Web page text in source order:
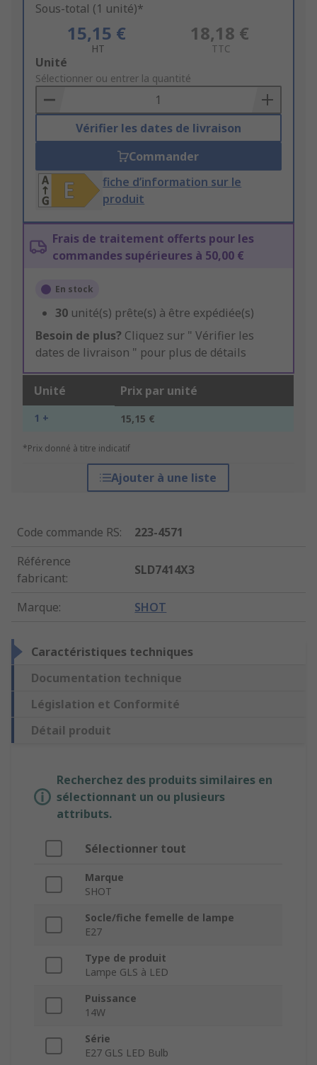
Sous-total (1 unité)*
15,15 €
HT
18,18 €
TTC
Add
to
Basket
Unité
Sélectionner ou entrer la quantité
Vérifier les dates de livraison
Commander
fiche d’information sur le
produit
Frais de traitement offerts pour les
commandes supérieures à 50,00 €
En stock
30 unité(s) prête(s) à être expédiée(s)
Besoin de plus? Cliquez sur " Vérifier les
dates de livraison " pour plus de détails
Unité Prix par unité
1 + 15,15 €
*Prix donné à titre indicatif
Ajouter à une liste
Code commande RS:
223-4571
Référence
fabricant:
SLD7414X3
Marque: SHOT
Caractéristiques techniques
Documentation technique
Législation et Conformité
Détail produit
Recherchez des produits similaires en
sélectionnant un ou plusieurs
attributs.
Sélectionner tout
Marque
SHOT
Socle/fiche femelle de lampe
E27
Type de produit
Lampe GLS à LED
Puissance
14W
Série
E27 GLS LED Bulb